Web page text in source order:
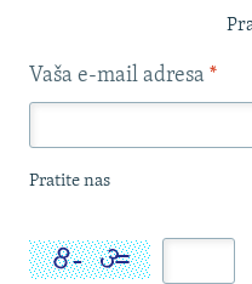
Vaša e-mail adresa *
Pratite nas